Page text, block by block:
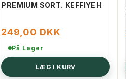
PREMIUM SORT. KEFFIYEH
249,00 DKK
På Lager
LÆG I KURV